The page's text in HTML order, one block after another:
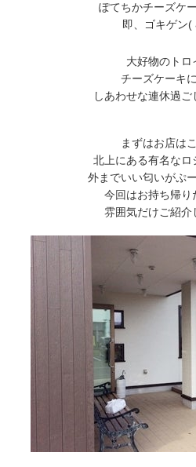
ぽてちかチーズケ
即、ゴキゲン(
大好物のトロ
チーズケーキ
しあわせな連休過ご
まずはお店は
北上にある有名なロ
外までいい匂いがぷ
今回はお持ち帰り
雰囲気だけご紹介